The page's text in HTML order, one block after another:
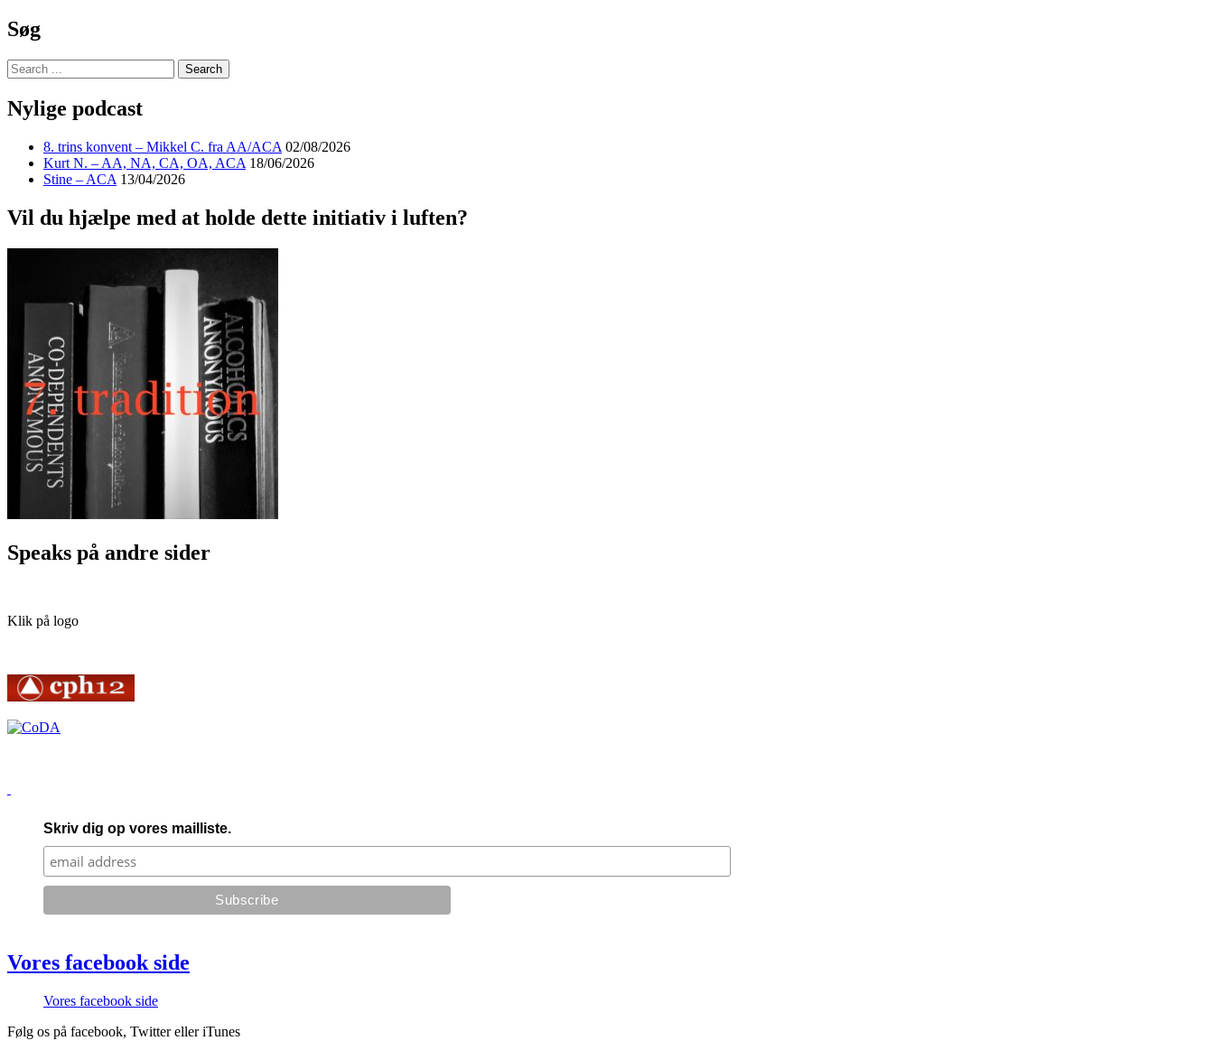
Søg
Nylige podcast
8. trins konvent – Mikkel C. fra AA/ACA 02/08/2026
Kurt N. – AA, NA, CA, OA, ACA 18/06/2026
Stine – ACA 13/04/2026
Vil du hjælpe med at holde dette initiativ i luften?
Speaks på andre sider
Klik på logo
Skriv dig op vores mailliste.
Vores facebook side
Vores facebook side
Følg os på facebook, Twitter eller iTunes